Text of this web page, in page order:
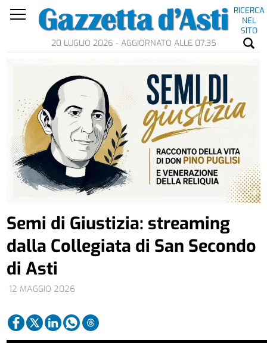
RICERCA
NEL
SITO
20 LUGLIO 2026 - AGGIORNATO ALLE 07.35
12 MAGGIO 2026
Semi di Giustizia: streaming
dalla Collegiata di San Secondo
di Asti